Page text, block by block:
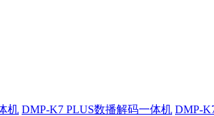
机 DMP-K7 PLUS数播解码一体机 DMP-